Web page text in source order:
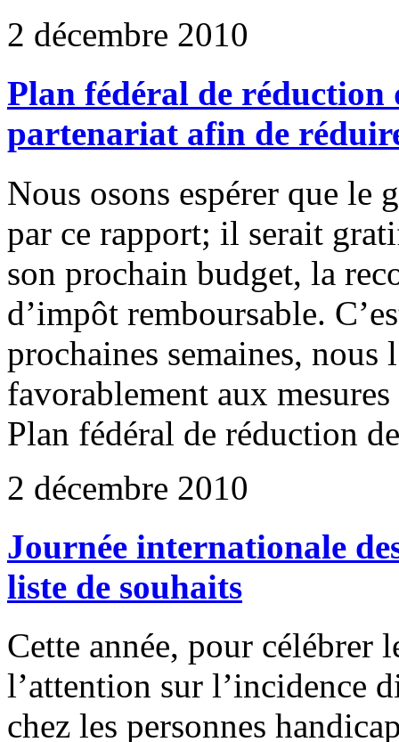
2 décembre 2010
Plan fédéral de
partenariat afin de
Nous osons espérer que le
par ce rapport; il serait
son prochain budget, la
d’impôt remboursable.
prochaines semaines, nous
favorablement aux
Plan fédéral de réduction
2 décembre 2010
Journée internationale
liste de souhaits
Cette année, pour célébrer
l’attention sur l’incidence
chez les personnes